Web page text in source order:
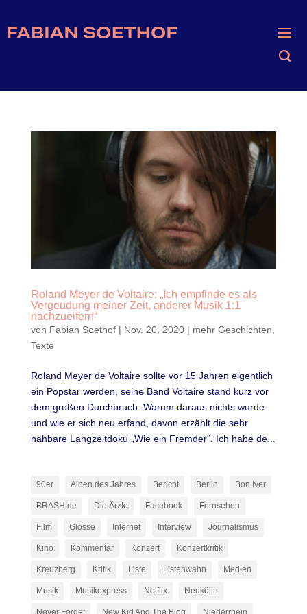
Roland Meyer de Voltaire: „Ich empfinde es als
Vergeudung meiner Zeit, anderer Musik 1:1
nachzueifern“
von Fabian Soethof| Nov. 20, 2020| mehr Geschichten,
Texte
Roland Meyer de Voltaire sollte vor 15 Jahren eigentlich
ein Popstar werden, seine Band Voltaire stand kurz vor
dem großen Durchbruch. Warum daraus nichts wurde
und wie er sich neu erfand, davon erzählt die sehr
nahbare Langzeitdoku „Wie ein Fremder“. Ich habe de...
90er Alben des Jahres Bericht Berlin Bon Iver
BRASH.de Die Ärzte Facebook Fernsehen
Film Glosse Internet Interview Journalismus
Kino Kommentar Konzert Konzertkritik
Kreuzberg Kritik Liste Listenwahn Medien
Musik Musikexpress Netflix Neukölln